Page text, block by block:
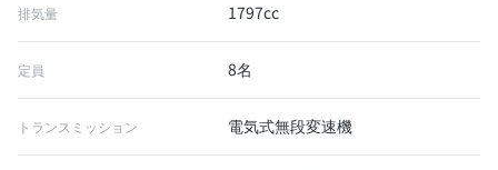
排気量 1797cc
定員 8名
トランスミッション 電気式無段変速機